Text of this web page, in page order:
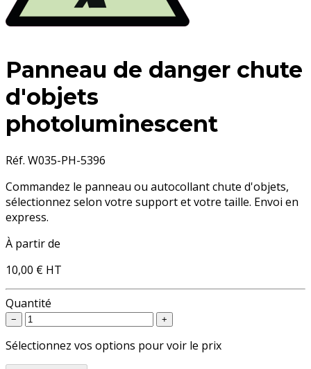
Panneau de danger chute
d'objets
photoluminescent
Réf. W035-PH-5396
Commandez le panneau ou autocollant chute d'objets,
sélectionnez selon votre support et votre taille. Envoi en
express.
À partir de
10,00 € HT
Quantité
− +
Sélectionnez vos options pour voir le prix